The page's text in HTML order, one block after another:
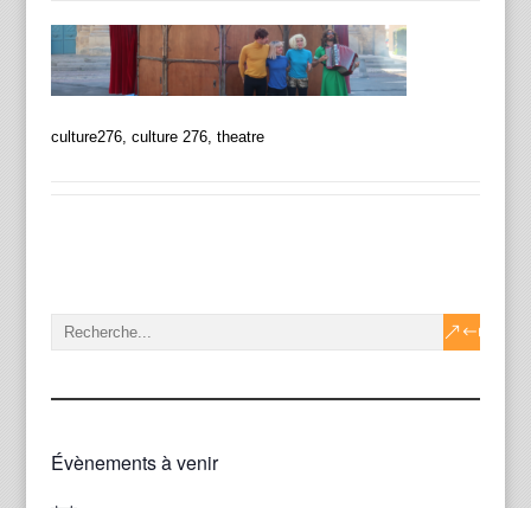
culture276, culture 276, theatre
Évènements à venir